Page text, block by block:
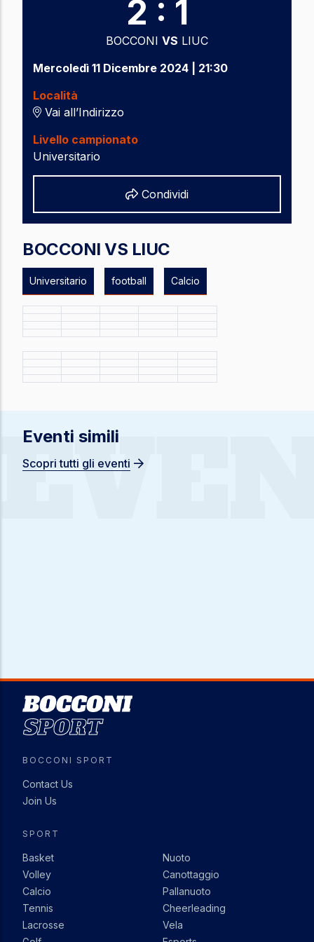
BOCCONI VS LIUC
Universitario football Calcio
2 : 1
BOCCONI VS LIUC
Mercoledì 11 Dicembre 2024 | 21:30
Località
Vai all’Indirizzo
Livello campionato
Universitario
Condividi
Share
Eventi simili
Scopri tutti gli eventi
Image
BOCCONI SPORT
Contact Us
Join Us
SPORT
Basket
Volley
Calcio
Tennis
Lacrosse
Nuoto
Canottaggio
Pallanuoto
Cheerleading
Vela